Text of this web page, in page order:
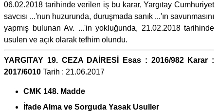
06.02.2018 tarihinde verilen iş bu karar, Yargıtay Cumhuriyet
savcısı ...'nun huzurunda, duruşmada sanık ...'ın savunmasını
yapmış bulunan Av. ...'in yokluğunda, 21.02.2018 tarihinde
usulen ve açık olarak tefhim olundu.
YARGITAY 19. CEZA DAİRESİ Esas : 2016/982 Karar :
2017/6010 Tarih : 21.06.2017
CMK 148. Madde
İfade Alma ve Sorguda Yasak Usuller